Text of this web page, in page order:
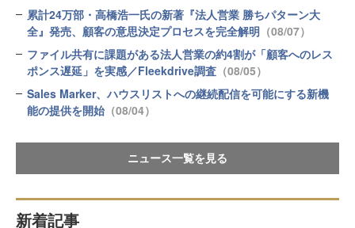
累計24万部・高橋浩一氏の新著『法人営業 勝ちパターン大
全』発売、顧客の意思決定プロセスを完全解明 （08/07）
ファイル共有に課題がある法人営業の約4割が「顧客へのレス
ポンス遅延」を実感／Fleekdrive調査 （08/05）
Sales Marker、ハウスリストへの継続配信を可能にする新機
能の提供を開始 （08/04）
ニュース一覧を見る
新着記事